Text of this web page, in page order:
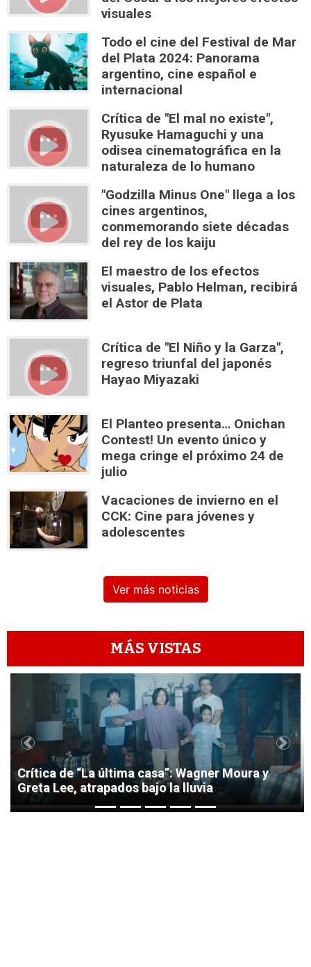
visuales
Todo el cine del Festival de Mar
del Plata 2024: Panorama
argentino, cine español e
internacional
Crítica de "El mal no existe",
Ryusuke Hamaguchi y una
odisea cinematográfica en la
naturaleza de lo humano
"Godzilla Minus One" llega a los
cines argentinos,
conmemorando siete décadas
del rey de los kaiju
El maestro de los efectos
visuales, Pablo Helman, recibirá
el Astor de Plata
Crítica de "El Niño y la Garza",
regreso triunfal del japonés
Hayao Miyazaki
El Planteo presenta… Onichan
Contest! Un evento único y
mega cringe el próximo 24 de
julio
Vacaciones de invierno en el
CCK: Cine para jóvenes y
adolescentes
Ver más noticias
MÁS VISTAS
1
Crítica de “La última casa”: Wagner Moura y
Greta Lee, atrapados bajo la lluvia
Previous Next